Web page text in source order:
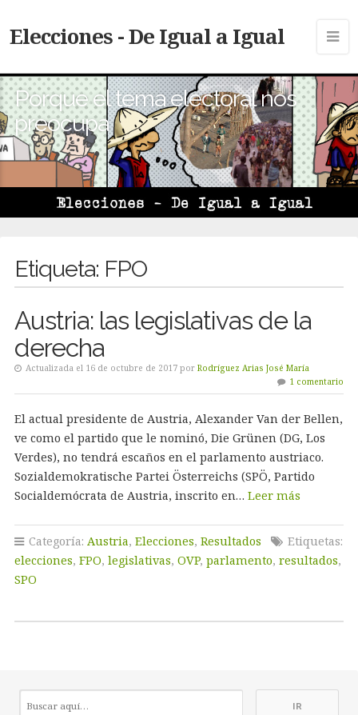
Elecciones - De Igual a Igual
Porque el tema electoral nos
preocupa
Etiqueta: FPO
Austria: las legislativas de la
derecha
Actualizada el 16 de octubre de 2017 por Rodríguez Arias José María
1 comentario
El actual presidente de Austria, Alexander Van der Bellen,
ve como el partido que le nominó, Die Grünen (DG, Los
Verdes), no tendrá escaños en el parlamento austriaco.
Sozialdemokratische Partei Österreichs (SPÖ, Partido
Socialdemócrata de Austria, inscrito en… Leer más
Categoría: Austria, Elecciones, Resultados
Etiquetas:
elecciones, FPO, legislativas, OVP, parlamento, resultados,
SPO